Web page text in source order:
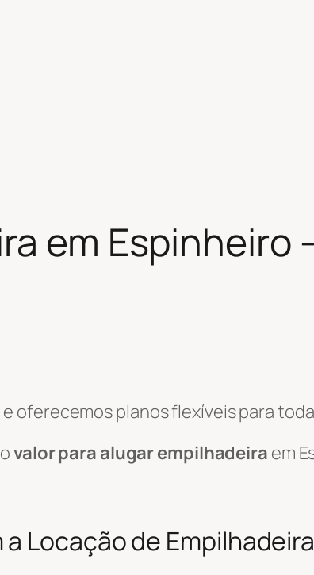
em Espinheiro
oferecemos planos flexíveis para
valor para alugar empilhadeira em
Locação de